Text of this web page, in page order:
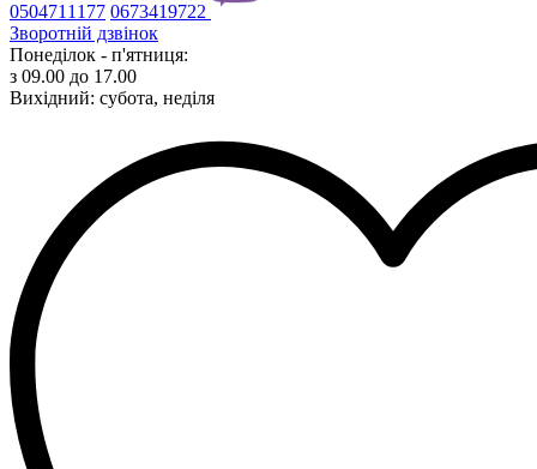
0504711177 0673419722
Зворотній дзвінок
Понеділок - п'ятниця:
з 09.00 до 17.00
Вихідний: субота, неділя